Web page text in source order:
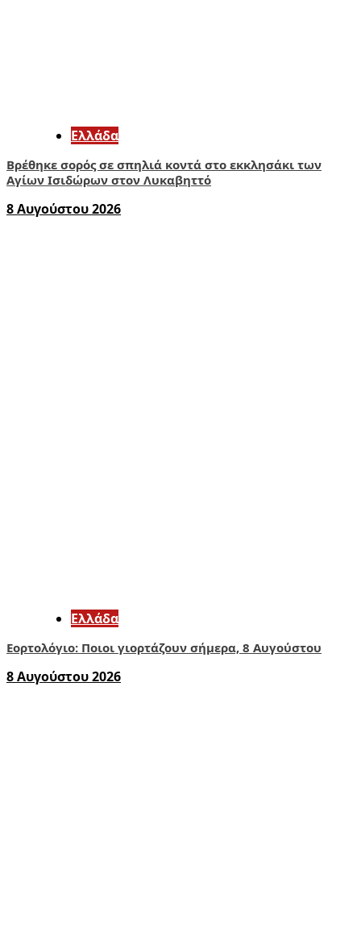
Ελλάδα
Βρέθηκε σορός σε σπηλιά κοντά στο εκκλησάκι των
Αγίων Ισιδώρων στον Λυκαβηττό
8 Αυγούστου 2026
Ελλάδα
Εορτολόγιο: Ποιοι γιορτάζουν σήμερα, 8 Αυγούστου
8 Αυγούστου 2026